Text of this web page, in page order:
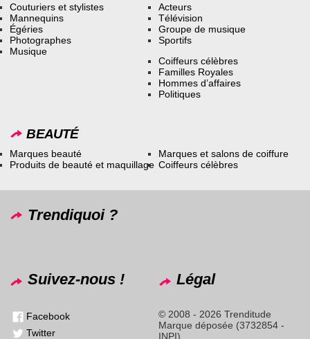
Couturiers et stylistes
Mannequins
Égéries
Photographes
Musique
Acteurs
Télévision
Groupe de musique
Sportifs
Coiffeurs célèbres
Familles Royales
Hommes d’affaires
Politiques
BEAUTÉ
Marques beauté
Produits de beauté et maquillage
Marques et salons de coiffure
Coiffeurs célèbres
Trendiquoi ?
Suivez-nous !
Facebook
Twitter
Légal
© 2008 - 2026 Trenditude
Marque déposée (3732854 -
INPI)